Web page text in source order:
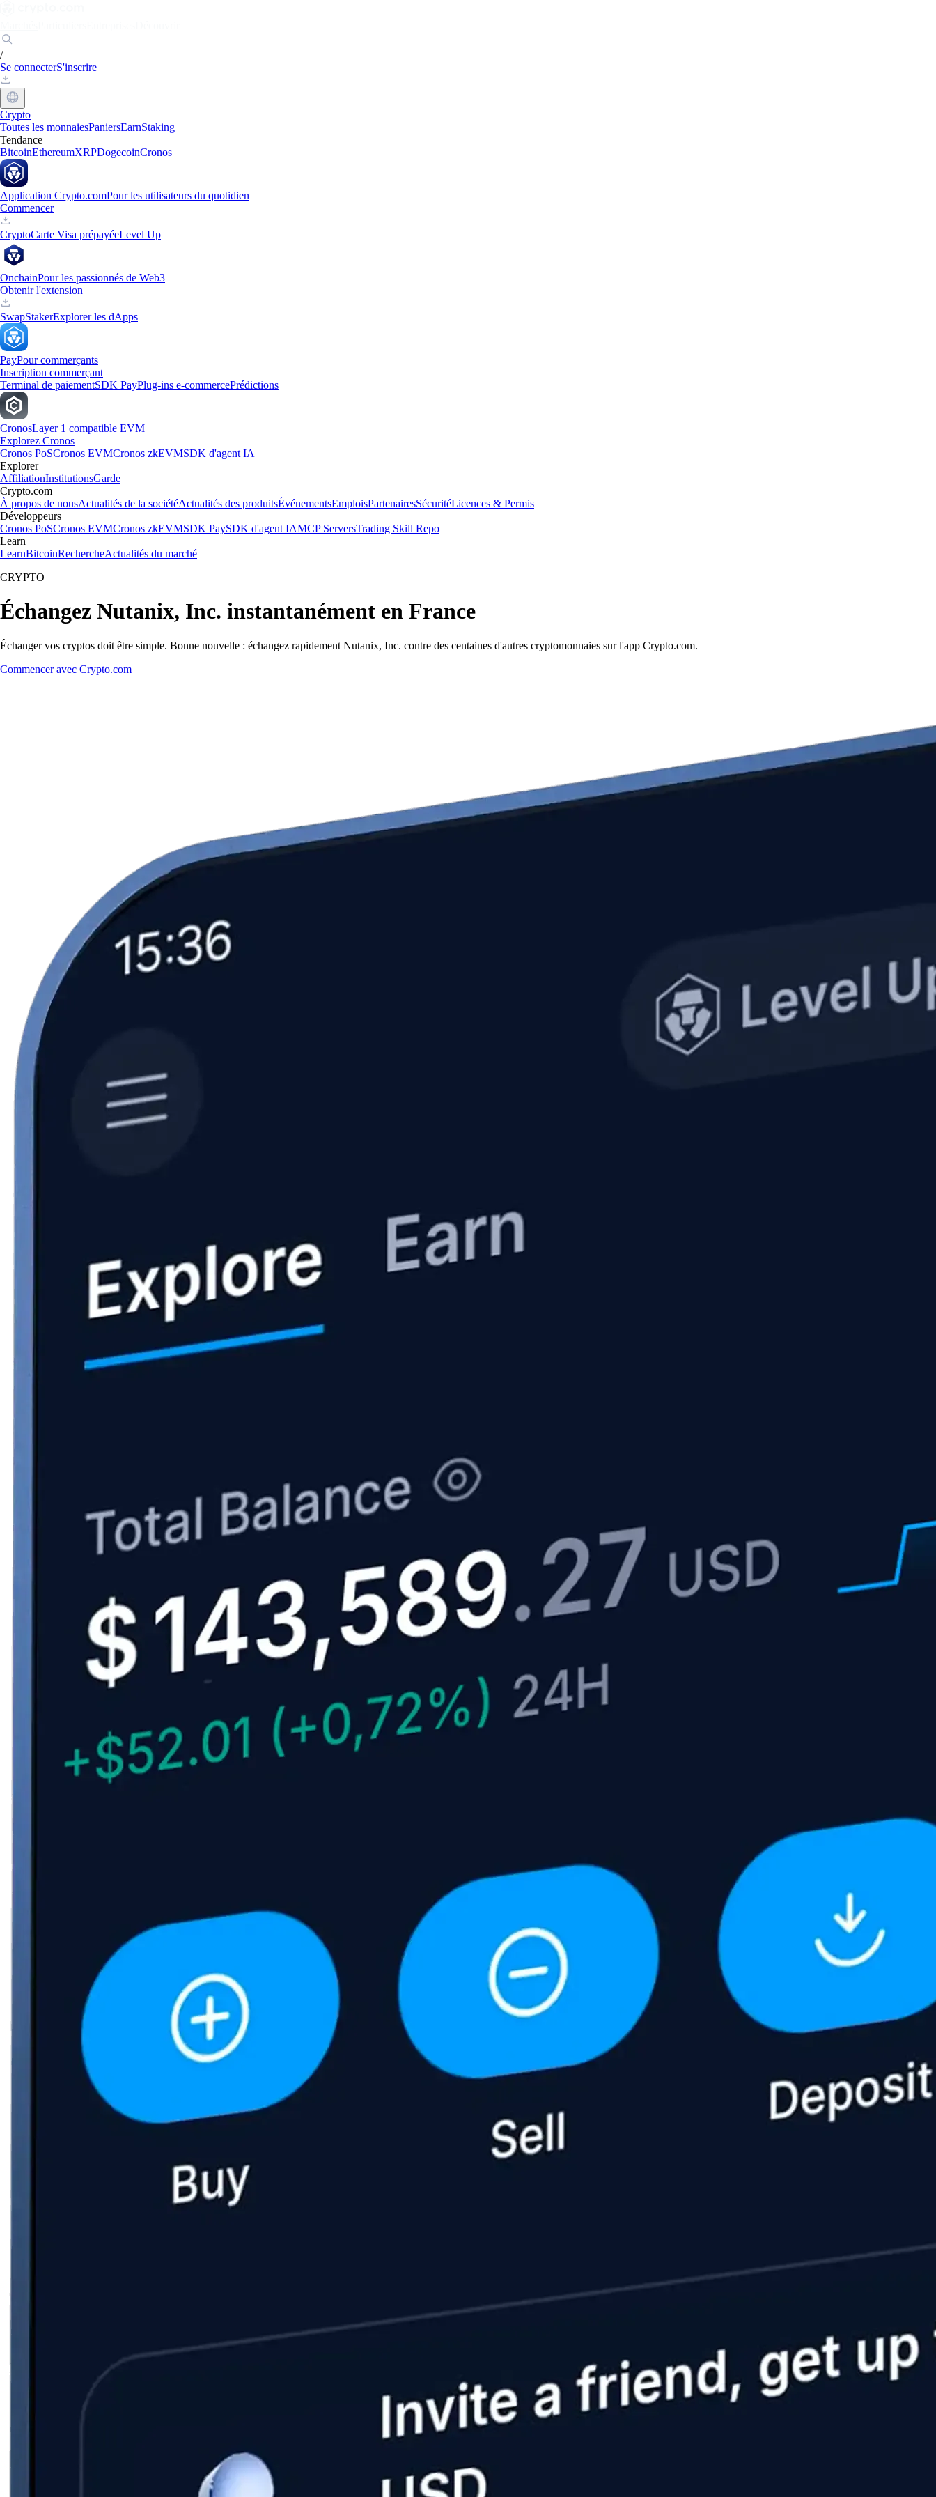
/
Se connecterS'inscrire
Crypto
Toutes les monnaiesPaniersEarnStaking
Tendance
BitcoinEthereumXRPDogecoinCronos
Application Crypto.comPour les utilisateurs du quotidien
Commencer
CryptoCarte Visa prépayéeLevel Up
OnchainPour les passionnés de Web3
Obtenir l'extension
SwapStakerExplorer les dApps
PayPour commerçants
Inscription commerçant
Terminal de paiementSDK PayPlug-ins e-commercePrédictions
CronosLayer 1 compatible EVM
Explorez Cronos
Cronos PoSCronos EVMCronos zkEVMSDK d'agent IA
Explorer
AffiliationInstitutionsGarde
Crypto.com
À propos de nousActualités de la sociétéActualités des produitsÉvénementsEmploisPartenairesSécuritéLicences & Permis
Développeurs
Cronos PoSCronos EVMCronos zkEVMSDK PaySDK d'agent IAMCP ServersTrading Skill Repo
Learn
LearnBitcoinRechercheActualités du marché
CRYPTO
Échangez Nutanix, Inc. instantanément en France
Échanger vos cryptos doit être simple. Bonne nouvelle : échangez rapidement Nutanix, Inc. contre des centaines d'autres cryptomonnaies sur l'app Crypto.com.
Commencer avec Crypto.com